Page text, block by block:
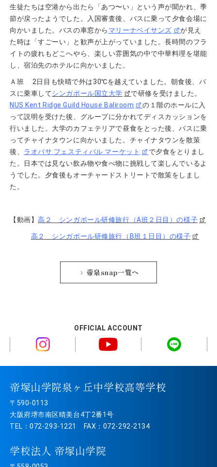
生徒たちは空港から出たら「あつ〜い」という声が聞かれ、季
節が戻ったようでした。入国審査後、バスに乗って夕食会場に
向かいました。バスの車窓から マリーナベイサンズ
が見え
た時は「すごーい」と歓声が上がっていました。長時間のフラ
イトの疲れもどこへやら、楽しい雰囲気の中で中華料理を堪能
し、宿泊先のホテルに向かいました。
Ａ班 2日目も快晴で外は30℃を越えていました。朝食後、バ
スに乗車してシンガポール国立大学
で研修を受けました。
NUS Kent Ridge Guild House Baliroom
の１階のホールに入
って説明を受けた後、グループに分かれてディスカッションを
行いました。大学のカフェテリアで昼食をとった後、バスに乗
ってチャイナタウンに向かいました。チャイナタウンを散策
後、 ラオパサ フェスティバル マーケット
で夕食をとりまし
た。日本では見ない飲み物や食べ物に挑戦して楽しんでいるよ
うでした。夕食後もオーチャードストリートで散策をしまし
た。
【動画】高２ シンガポール研修旅行（A班２日目）の様子
高２ シンガポール研修旅行（B班１日目）の様子
帝泉snap一覧へ
OFFICIAL ACCOUNT
帝塚山学院泉ヶ丘中学校高等学校
〒590-0113
大阪府堺市南区晴美台4丁2番1号
TEL：072-293-1221 FAX：072-292-2134
学校法人 帝塚山学院